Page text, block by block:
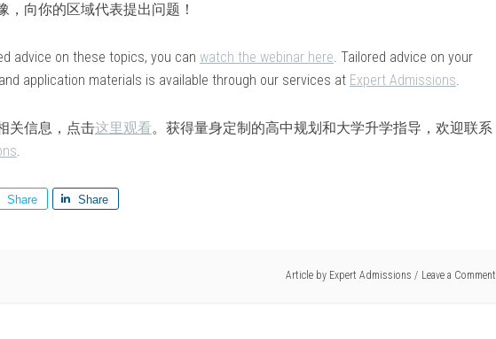
，向你的区域代表提出问题！
advice on these topics, you can watch the webinar here. Tailored advice on your
application materials is available through our services at Expert Admissions.
关信息，点击这里观看。获得量身定制的高中规划和大学升学指导，欢迎联系
.
Share Share
Article by Expert Admissions Leave a Comment